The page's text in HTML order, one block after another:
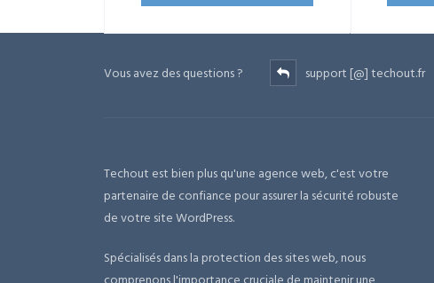
Vous avez des questions ? support [@] techout.fr
Techout est bien plus qu'une agence web, c'est votre
partenaire de confiance pour assurer la sécurité robuste
de votre site WordPress.
Spécialisés dans la protection des sites web, nous